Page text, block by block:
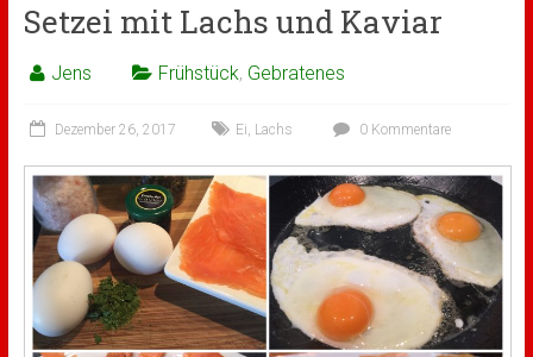
Setzei mit Lachs und Kaviar
Jens Frühstück, Gebratenes
Dezember 26, 2017 Ei, Lachs 0 Kommentare